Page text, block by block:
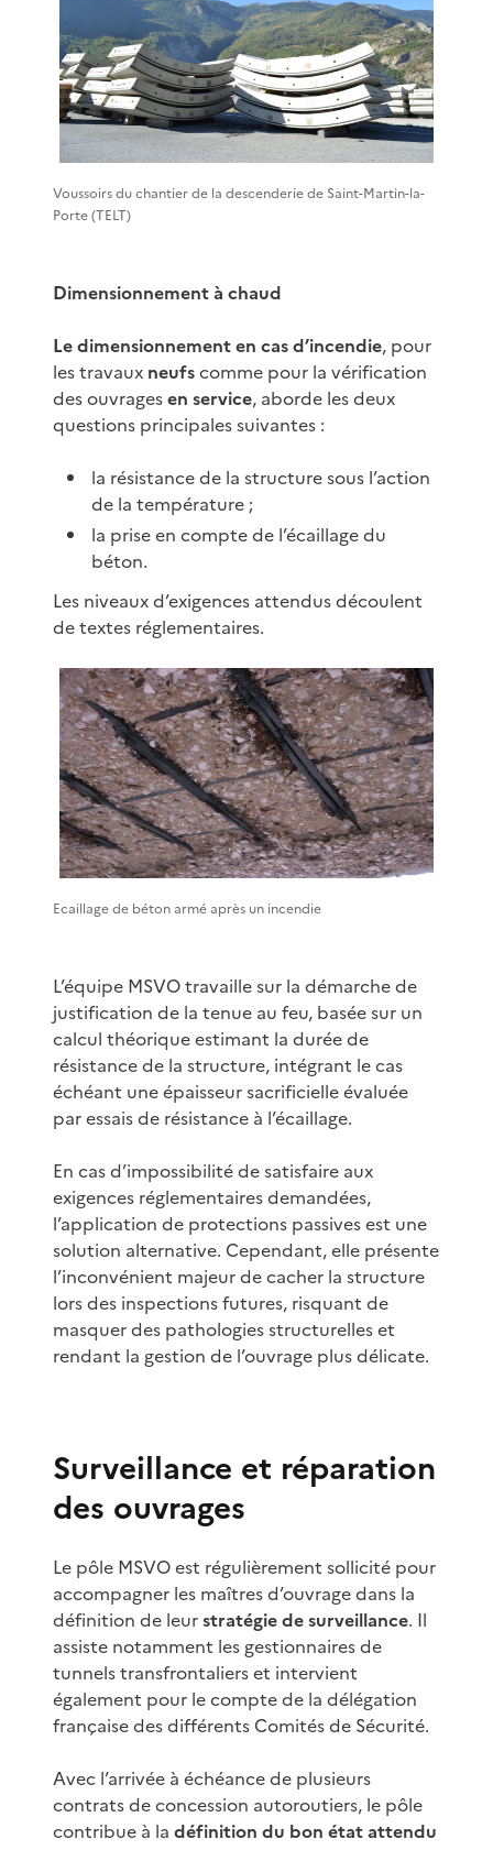
Voussoirs du chantier de la descenderie de Saint-Martin-la-
Porte (TELT)
Dimensionnement à chaud
Le dimensionnement en cas d’incendie, pour
les travaux neufscomme pour la vérification
des ouvragesen service, aborde les deux
questions principales suivantes :
la résistance de la structure sous l’action
de la température ;
la prise en compte de l’écaillage du
béton.
Les niveaux d’exigences attendus découlent
de textes réglementaires.
Ecaillage de béton armé après un incendie
L’équipe MSVO travaille sur la démarche de
justification de la tenue au feu, basée sur un
calcul théorique estimant la durée de
résistance de la structure, intégrant le cas
échéant une épaisseur sacrificielle évaluée
par essais de résistance à l’écaillage.
En cas d’impossibilité de satisfaire aux
exigences réglementaires demandées,
l’application de protections passives est une
solution alternative. Cependant, elle présente
l’inconvénient majeur de cacher la structure
lors des inspections futures, risquant de
masquer des pathologies structurelles et
rendant la gestion de l’ouvrage plus délicate.
Surveillance et réparation
des ouvrages
Le pôle MSVO est régulièrement sollicité pour
accompagner les maîtres d’ouvrage dans la
définition de leurstratégie de surveillance. Il
assiste notamment les gestionnaires de
tunnels transfrontaliers et intervient
également pour le compte de la délégation
française des différents Comités de Sécurité.
Avec l’arrivée à échéance de plusieurs
contrats de concession autoroutiers, le pôle
contribue à la définition du bon état attendu